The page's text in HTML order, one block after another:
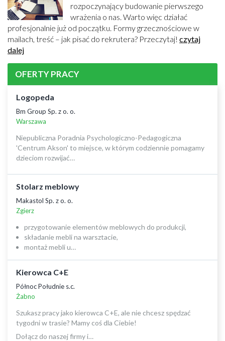
rozpoczynający budowanie pierwszego
wrażenia o nas. Warto więc działać
profesjonalnie już od początku. Formy grzecznościowe w
mailach, treść – jak pisać do rekrutera? Przeczytaj! czytaj
dalej
OFERTY PRACY
Logopeda
Bm Group Sp. z o. o.
Warszawa
Niepubliczna Poradnia Psychologiczno-Pedagogiczna
'Centrum Akson' to miejsce, w którym codziennie pomagamy
dzieciom rozwijać…
Stolarz meblowy
Makastol Sp. z o. o.
Zgierz
przygotowanie elementów meblowych do produkcji,
składanie mebli na warsztacie,
montaż mebli u…
Kierowca C+E
Północ Południe s.c.
Żabno
Szukasz pracy jako kierowca C+E, ale nie chcesz spędzać
tygodni w trasie? Mamy coś dla Ciebie!
Dołącz do naszej firmy i…